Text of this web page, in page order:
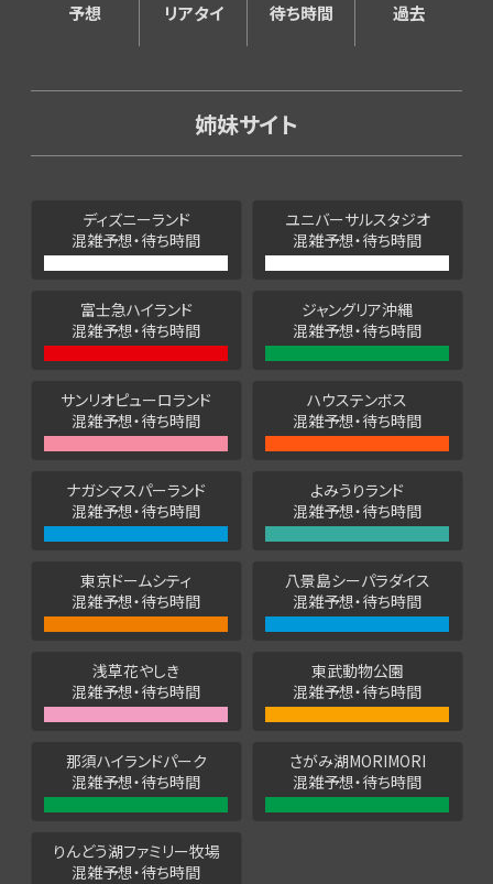
予想 リアタイ 待ち時間 過去
姉妹サイト
ディズニーランド
混雑予想・待ち時間
ユニバーサルスタジオ
混雑予想・待ち時間
富士急ハイランド
混雑予想・待ち時間
ジャングリア沖縄
混雑予想・待ち時間
サンリオピューロランド
混雑予想・待ち時間
ハウステンボス
混雑予想・待ち時間
ナガシマスパーランド
混雑予想・待ち時間
よみうりランド
混雑予想・待ち時間
東京ドームシティ
混雑予想・待ち時間
八景島シーパラダイス
混雑予想・待ち時間
浅草花やしき
混雑予想・待ち時間
東武動物公園
混雑予想・待ち時間
那須ハイランドパーク
混雑予想・待ち時間
さがみ湖MORIMORI
混雑予想・待ち時間
りんどう湖ファミリー牧場
混雑予想・待ち時間